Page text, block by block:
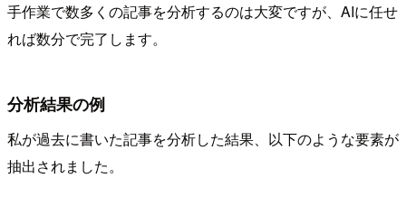
手作業で数多くの記事を分析するのは大変ですが、AIに任せ
れば数分で完了します。
分析結果の例
私が過去に書いた記事を分析した結果、以下のような要素が
抽出されました。